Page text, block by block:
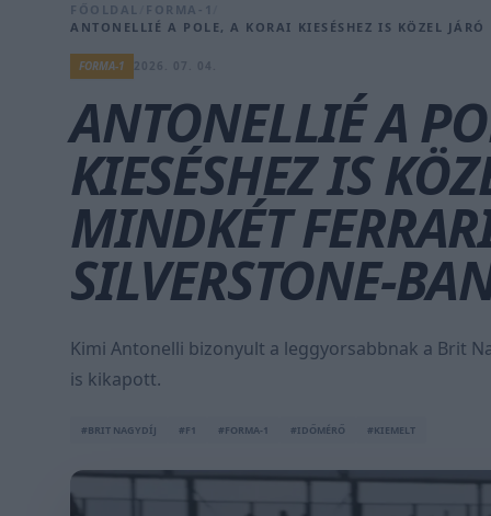
FŐOLDAL FORMA-1
ANTONELLIÉ A POLE, A KORAI KIESÉSHEZ IS KÖZEL JÁRÓ
FORMA-1
ANTONELLIÉ A
KIESÉSHEZ IS
MINDKÉT
SILVERSTONE-
Kimi Antonelli bizonyult a leggyorsabbnak a Brit
is kikapott.
#BRIT NAGYDÍJ #F1 #FORMA-1 #IDŐMÉRŐ #KIEMELT